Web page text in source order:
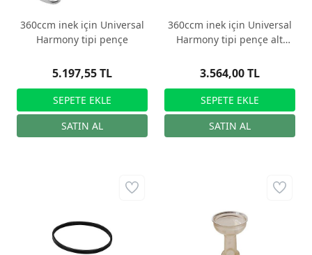
360ccm inek için Universal
Harmony tipi pençe
5.197,55 TL
360ccm inek için Universal
Harmony tipi pençe alt
3.564,00 TL